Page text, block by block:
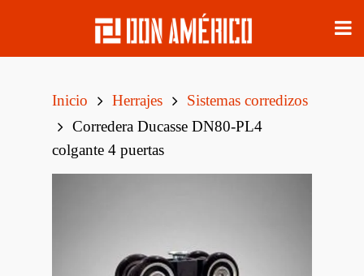
Inicio Herrajes
Sistemas corredizos
Corredera Ducasse DN80-PL4
colgante 4 puertas